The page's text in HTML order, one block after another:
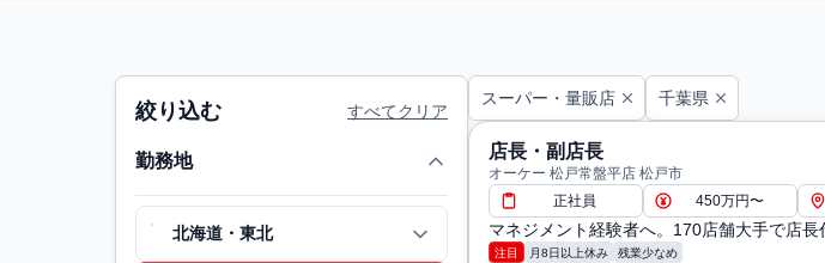
絞り込む すべてクリア
勤務地
北海道・東北
スーパー・量販店 千葉県
店長・副店長
オーケー 松戸常盤平店 松戸市
正社員
450万円〜
マネジメント経験者へ。170店舗大手で店長
注目 月8日以上休み 残業少なめ